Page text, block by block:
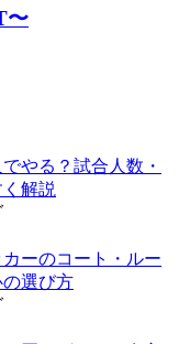
〜
やる？試合人数・
解説
ーのコート・ルー
選び方